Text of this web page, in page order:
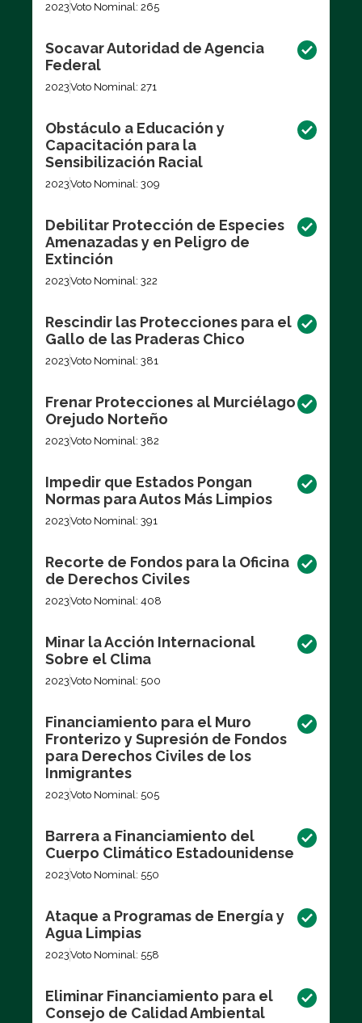
2023Voto Nominal: 265
Socavar Autoridad de Agencia
Federal
2023Voto Nominal: 271
Obstáculo a Educación y
Capacitación para la
Sensibilización Racial
2023Voto Nominal: 309
Debilitar Protección de Especies
Amenazadas y en Peligro de
Extinción
2023Voto Nominal: 322
Rescindir las Protecciones para el
Gallo de las Praderas Chico
2023Voto Nominal: 381
Frenar Protecciones al Murciélago
Orejudo Norteño
2023Voto Nominal: 382
Impedir que Estados Pongan
Normas para Autos Más Limpios
2023Voto Nominal: 391
Recorte de Fondos para la Oficina
de Derechos Civiles
2023Voto Nominal: 408
Minar la Acción Internacional
Sobre el Clima
2023Voto Nominal: 500
Financiamiento para el Muro
Fronterizo y Supresión de Fondos
para Derechos Civiles de los
Inmigrantes
2023Voto Nominal: 505
Barrera a Financiamiento del
Cuerpo Climático Estadounidense
2023Voto Nominal: 550
Ataque a Programas de Energía y
Agua Limpias
2023Voto Nominal: 558
Eliminar Financiamiento para el
Consejo de Calidad Ambiental